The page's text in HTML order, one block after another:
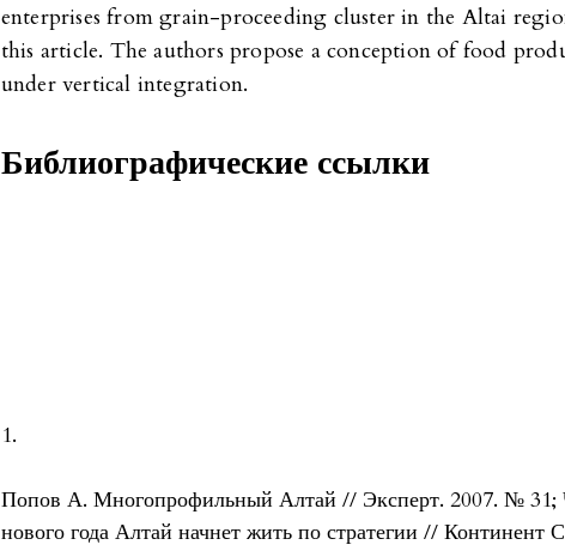
enterprises from grain-proceeding cluster in the Altai
this article. The authors propose a conception of food
under vertical integration.
Библиографические ссылки
1.
Попов А. Многопрофильный Алтай // Эксперт. 2007. № 31;
нового года Алтай начнет жить по стратегии // Континент